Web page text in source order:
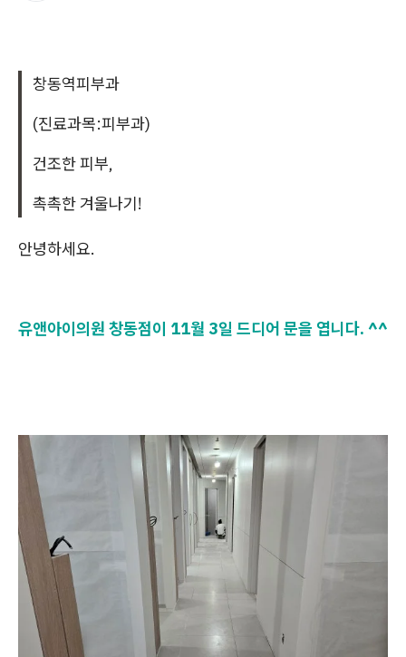
창동역피부과
(진료과목:피부과)
건조한 피부,
촉촉한 겨울나기!
안녕하세요.
유앤아이의원 창동점이 11월 3일 드디어 문을 엽니다. ^^